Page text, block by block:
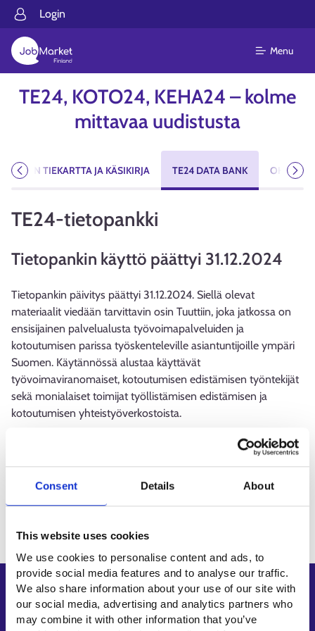
Consent Details About
This website uses cookies
We use cookies to personalise content and ads, to
provide social media features and to analyse our traffic.
We also share information about your use of our site with
our social media, advertising and analytics partners who
may combine it with other information that you’ve
Login
Menu
TE24, KOTO24, KEHA24 – kolme
mittavaa uudistusta
TIEKARTTA JA KÄSIKIRJA TE24 DATA BANK
Previous Next
TE24-tietopankki
Tietopankin käyttö päättyi 31.12.2024
Tietopankin päivitys päättyi 31.12.2024. Siellä olevat
materiaalit viedään tarvittavin osin Tuuttiin, joka jatkossa on
ensisijainen palvelualusta työvoimapalveluiden ja
kotoutumisen parissa työskenteleville asiantuntijoille ympäri
Suomen. Käytännössä alustaa käyttävät
työvoimaviranomaiset, kotoutumisen edistämisen työntekijät
sekä monialaiset toimijat työllistämisen edistämisen ja
kotoutumisen yhteistyöverkostoista.
Tuutti-palvelu (keha-keskus.fi)
Shortcuts
E-services